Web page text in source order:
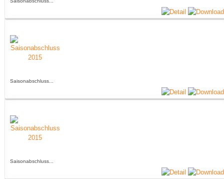
Saisonabschluss...
Saisonabschluss...